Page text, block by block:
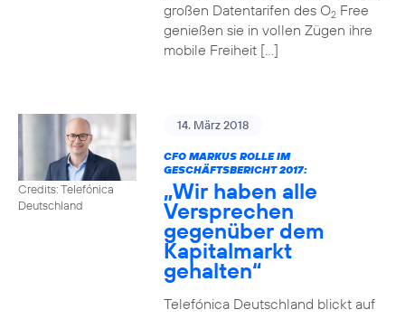
großen Datentarifen des O2Free
genießen sie in vollen Zügen ihre
mobile Freiheit […]
Credits: Telefónica
Deutschland
14. März 2018
CFO MARKUS ROLLE IM
GESCHÄFTSBERICHT 2017:
„Wir haben alle
Versprechen
gegenüber dem
Kapitalmarkt
gehalten“
Telefónica Deutschland blickt auf